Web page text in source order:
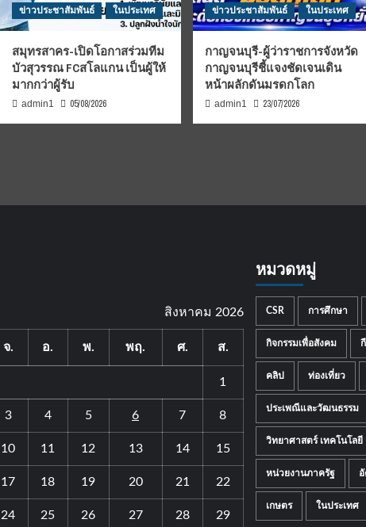
ข่าวประชาสัมพันธ์ ในประเทศ
สมุทรสาคร-เปิดโอกาสร่วมทีม
บัวสุวรรณ FCสโลแกน เป็นผู้ให้
มากกว่าผู้รับ
admin1 05/08/2026
ข่าวประชาสัมพันธ์ ในประเทศ
กาญจนบุรี-ผู้ว่าราชการจังหวัด
กาญจนบุรีชี้แจงชัดเจนเดิน
หน้าผลักดันมรดกโลก
admin1 23/07/2026
สิงหาคม 2026
จ. อ. พ. พฤ. ศ. ส.
1
3 4 5 6 7 8
10 11 12 13 14 15
17 18 19 20 21 22
24 25 26 27 28 29
หมวดหมู่
CSR การศึกษา
กิจกรรมเพื่อสังคม
คลิป ท่องเที่ยว
ประเพณีและวัฒนธรรม
วิทยาศาสตร์ เทคโนโลยี
หน่วยงานภาครัฐ
เกษตร ในประเทศ